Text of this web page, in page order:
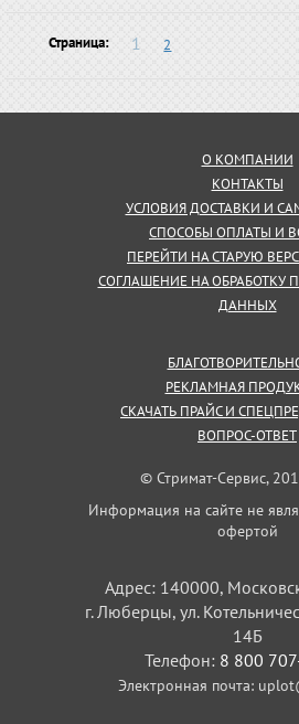
Страница: 1 2
О КОМПАНИИ
КОНТАКТЫ
УСЛОВИЯ ДОСТАВКИ И
СПОСОБЫ ОПЛАТЫ И
ПЕРЕЙТИ НА СТАРУЮ
СОГЛАШЕНИЕ НА ОБРАБОТКУ
ДАННЫХ
РЕКЛАМНАЯ
СКАЧАТЬ ПРАЙС И
ВОПРОС-ОТВЕТ
© Стримат-Сервис,
Информация на сайте не
офертой
Адрес: 140000,
г. Люберцы, ул.
14Б
Телефон: 8 800
Электронная почта: